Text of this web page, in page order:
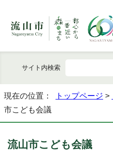
サイト内検索
現在の位置： トップページ >
市こども会議
流山市こども会議